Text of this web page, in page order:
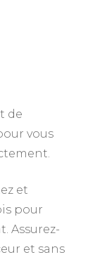
de
vous
et
pour
Assurez-
et sans